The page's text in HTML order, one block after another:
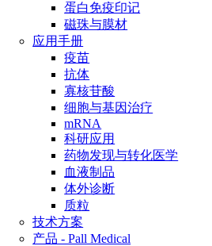
蛋白免疫印记
磁珠与膜材
应用手册
疫苗
抗体
寡核苷酸
细胞与基因治疗
mRNA
科研应用
药物发现与转化医学
血液制品
体外诊断
质粒
技术方案
产品 - Pall Medical